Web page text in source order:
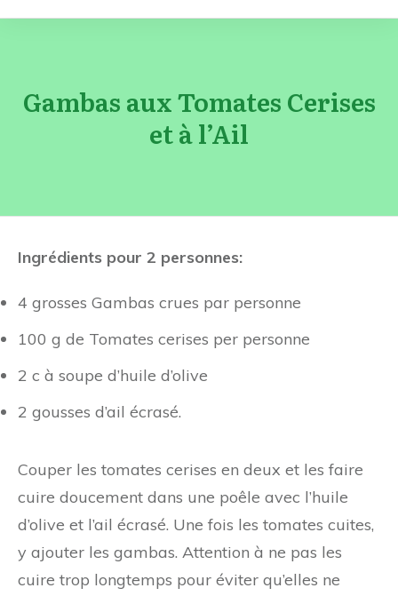
Gambas aux Tomates Cerises
et à l’Ail
Ingrédients pour 2 personnes:
4 grosses Gambas crues par personne
100 g de Tomates cerises per personne
2 c à soupe d’huile d’olive
2 gousses d’ail écrasé.
Couper les tomates cerises en deux et les faire
cuire doucement dans une poêle avec l’huile
d’olive et l’ail écrasé. Une fois les tomates cuites,
y ajouter les gambas. Attention à ne pas les
cuire trop longtemps pour éviter qu’elles ne